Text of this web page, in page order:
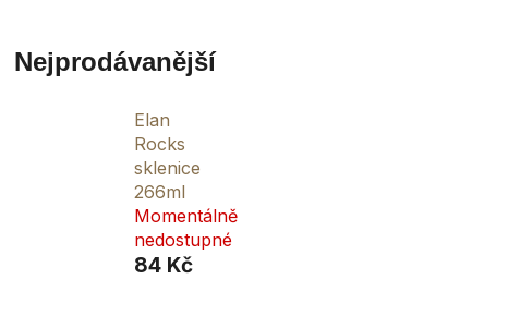
Nejprodávanější
Elan
Rocks
sklenice
266ml
Momentálně
nedostupné
84 Kč